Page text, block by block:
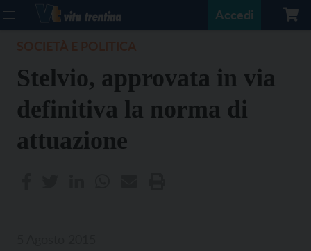
Accedi
Stelvio, approvata in via
definitiva la norma di
attuazione